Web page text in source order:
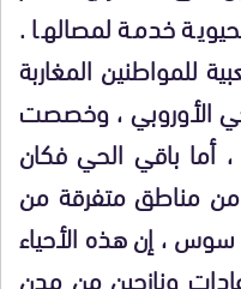
خدمة لمصالها .
للمواطنين المغاربة
الأوروبي ، وخصصت
أما باقي الحي فكان
من مناطق متفرقة من
، إن هذه الأحياء
ونازحين من مدن